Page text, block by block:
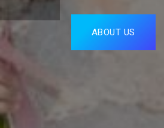
ABOUT US